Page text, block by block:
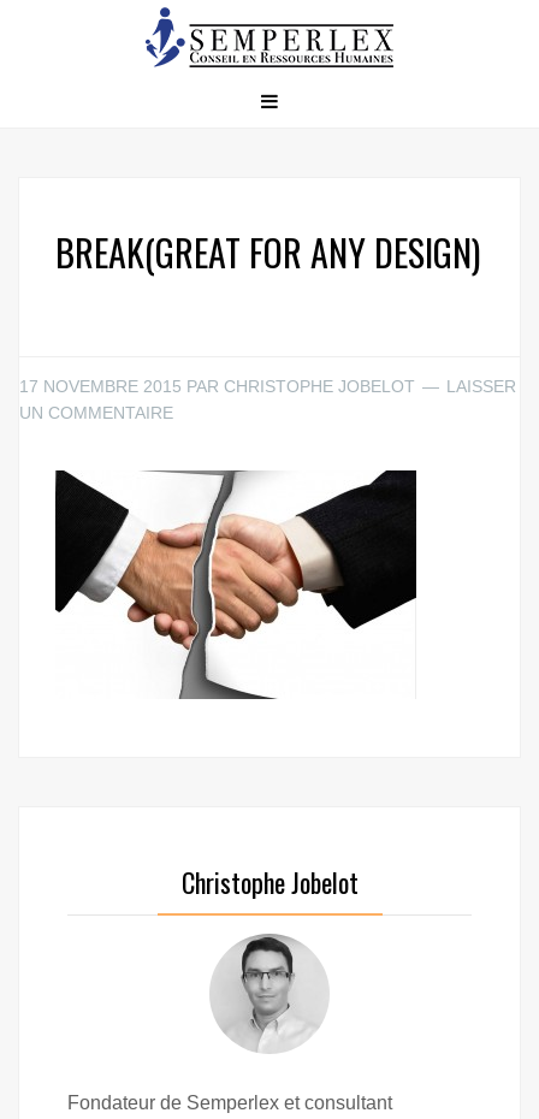
BREAK(GREAT FOR ANY DESIGN)
17 NOVEMBRE 2015 PAR CHRISTOPHE JOBELOT
LAISSER
UN COMMENTAIRE
Christophe Jobelot
Fondateur de Semperlex et consultant